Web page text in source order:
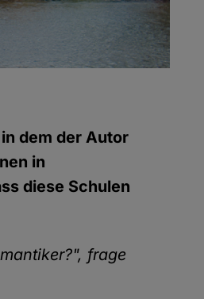
dem der Autor
in
diese Schulen
frage